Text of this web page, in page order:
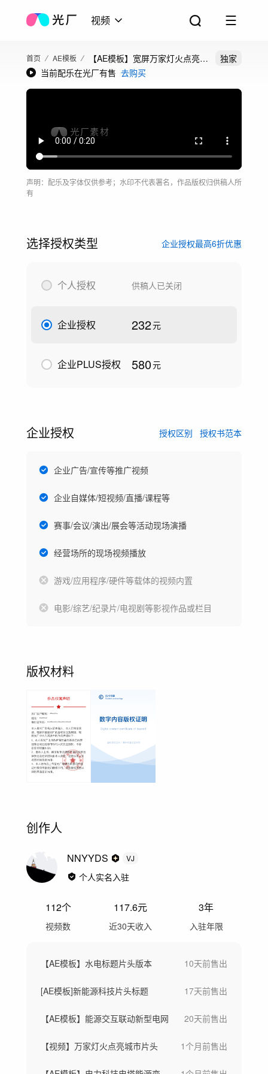
视频
首页 AE模板
【AE模板】宽屏万家灯火点亮城
市片头
独家
当前配乐在光厂有售 去购买
声明：配乐及字体仅供参考；水印不代表署名，作品版权归供稿人所
有
选择授权类型 企业授权最高6折优惠
个人授权 供稿人已关闭
企业授权 232元
企业PLUS授权 580元
企业授权 授权区别 授权书范本
企业广告/宣传等推广视频
企业自媒体/短视频/直播/课程等
赛事/会议/演出/展会等活动现场演播
经营场所的现场视频播放
游戏/应用程序/硬件等载体的视频内置
电影/综艺/纪录片/电视剧等影视作品或栏目
版权材料
创作人
NNYYDS VJ
个人实名入驻
112个
视频数
117.6元
近30天收入
3年
入驻年限
【AE模板】水电标题片头版本 10天前售出
[AE模板]新能源科技片头标题 17天前售出
【AE模板】能源交互联动新型电网 20天前售出
【视频】万家灯火点亮城市片头 1个月前售出